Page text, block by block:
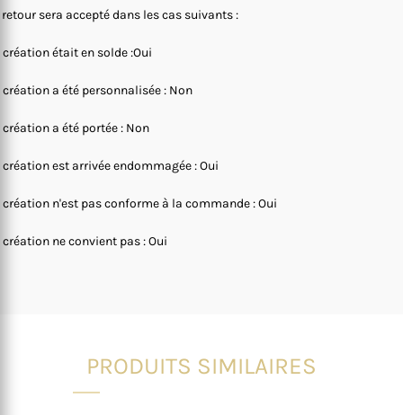
retour sera accepté dans les cas suivants :
création était en solde :Oui
création a été personnalisée : Non
création a été portée : Non
création est arrivée endommagée : Oui
création n'est pas conforme à la commande : Oui
création ne convient pas : Oui
PRODUITS SIMILAIRES